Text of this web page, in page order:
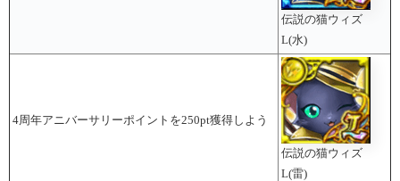
伝説の猫ウィズ
L(水)
4周年アニバーサリーポイントを250pt獲得しよう
伝説の猫ウィズ
L(雷)